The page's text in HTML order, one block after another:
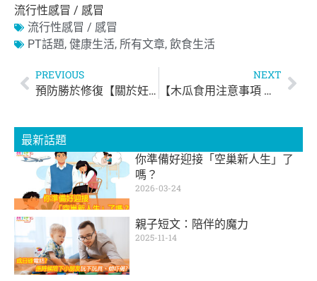
流行性感冒 / 感冒
流行性感冒 / 感冒
PT話題, 健康生活, 所有文章, 飲食生活
PREVIOUS
預防勝於修復【關於妊娠紋】
NEXT
【木瓜食用注意事項 青木瓜孕婦不宜】
最新話題
你準備好迎接「空巢新人生」了
嗎？
2026-03-24
親子短文：陪伴的魔力
2025-11-14